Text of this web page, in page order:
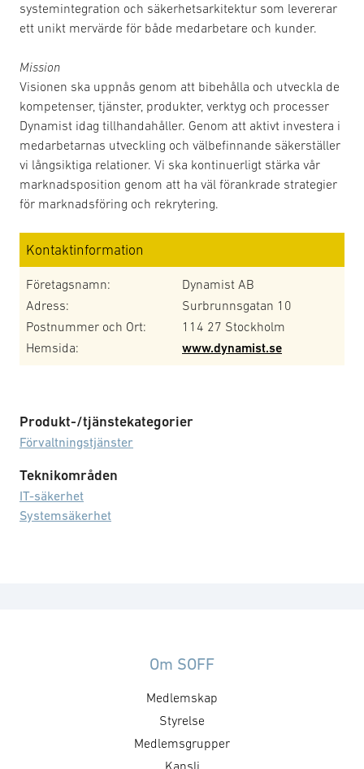
systemintegration och säkerhetsarkitektur som levererar
ett unikt mervärde för både medarbetare och kunder.
Mission
Visionen ska uppnås genom att bibehålla och utveckla de
kompetenser, tjänster, produkter, verktyg och processer
Dynamist idag tillhandahåller. Genom att aktivt investera i
medarbetarnas utveckling och välbefinnande säkerställer
vi långsiktiga relationer. Vi ska kontinuerligt stärka vår
marknadsposition genom att ha väl förankrade strategier
för marknadsföring och rekrytering.
Kontaktinformation
Företagsnamn:
Dynamist AB
Adress:
Surbrunnsgatan 10
Postnummer och Ort:
114 27 Stockholm
Hemsida:
www.dynamist.se
Produkt-/tjänstekategorier
Förvaltningstjänster
Teknikområden
IT-säkerhet
Systemsäkerhet
Om SOFF
Medlemskap
Styrelse
Medlemsgrupper
Kansli